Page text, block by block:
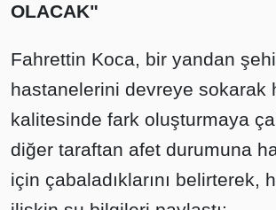
OLACAK"
Fahrettin Koca, bir yandan
hastanelerini devreye sokarak
kalitesinde fark oluşturmaya
diğer taraftan afet durumuna
için çabaladıklarını belirterek,